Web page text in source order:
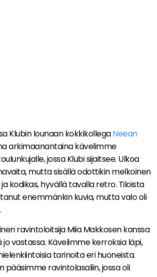
Klubin lounaan kokkikollegaNeean
arkimaanantaina kävelimme
jossa Klubi sijaitsee. Ulkoa
mutta sisällä odottikin melkoinen
ja kodikas, hyvällä tavalla retro. Tiloista
enemmänkin kuvia, mutta valo oli
ravintoloitsija Miia Makkosen kanssa
jo vastassa. Kävelimme kerroksia läpi,
tarinoita eri huoneista.
pääsimme ravintolasaliin, jossa oli